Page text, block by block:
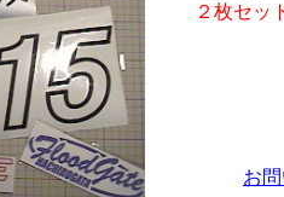
２枚セッ
お